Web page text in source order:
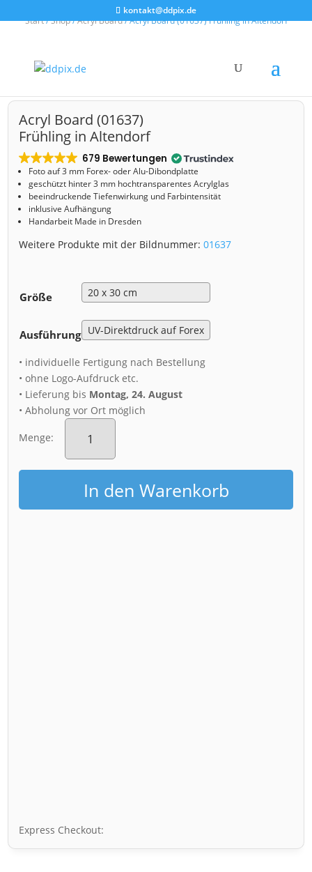
kontakt@ddpix.de
Start/Shop/Acryl Board/ Acryl Board (01637) Frühling in Altendorf
Acryl Board (01637)
Frühling in Altendorf
679 Bewertungen
Foto auf 3 mm Forex- oder Alu-Dibondplatte
geschützt hinter 3 mm hochtransparentes Acrylglas
beeindruckende Tiefenwirkung und Farbintensität
inklusive Aufhängung
Handarbeit Made in Dresden
Weitere Produkte mit der Bildnummer:01637
Größe
Ausführung
• individuelle Fertigung nach Bestellung
• ohne Logo-Aufdruck etc.
• Lieferung bis Montag, 24. August
• Abholung vor Ort möglich
Menge:
Acryl
Board
Frühling
in
Altendorf
MengeIn den Warenkorb
Express Checkout: